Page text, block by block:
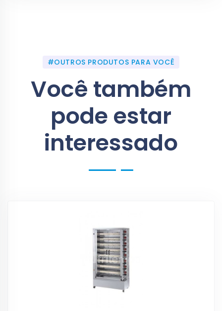
#OUTROS PRODUTOS PARA VOCÊ
Você também
pode estar
interessado